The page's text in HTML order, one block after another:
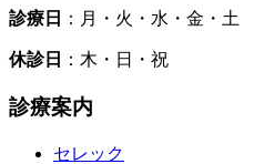
診療日 ：月・火・水・金・土
休診日 ：木・日・祝
診療案内
セレック